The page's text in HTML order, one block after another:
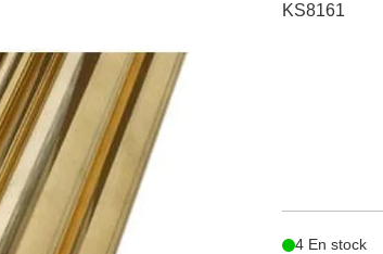
KS8161
4 En stock